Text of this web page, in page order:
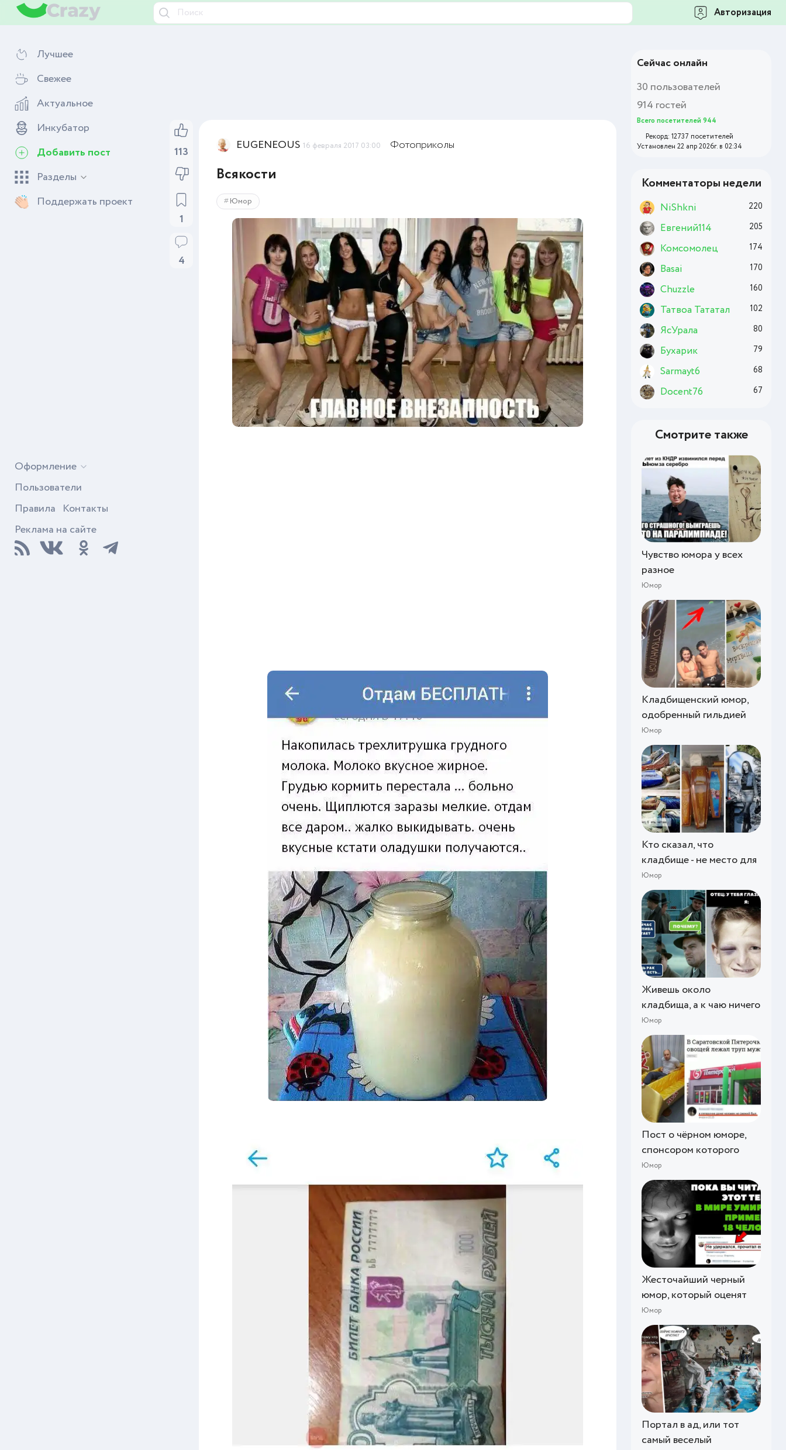
Авторизация
Лучшее
Свежее
Актуальное
Инкубатор
Добавить пост
Разделы
Поддержать проект
Оформление
Пользователи
Правила Контакты
Реклама на сайте
Сейчас онлайн
30 пользователей
914 гостей
Всего посетителей 944
Рекорд: 12737 посетителей
Установлен 22 апр 2026г. в 02:34
Комментаторы недели
NiShkni 220
Евгений114 205
Комсомолец 174
Basai 170
Chuzzle 160
Татвоа Тататал 102
ЯсУрала 80
Бухарик 79
Sarmayt6 68
Docent76 67
Смотрите также
Чувство юмора у всех
разное
Юмор
Кладбищенский юмор,
одобренный гильдией
Юмор
Кто сказал, что
кладбище - не место для
Юмор
Живешь около
кладбища, а к чаю ничего
Юмор
Пост о чёрном юморе,
спонсором которого
Юмор
Жесточайший черный
юмор, который оценят
Юмор
Портал в ад, или тот
самый веселый
113
1
4
EUGENEOUS 16 февраля 2017 03:00 Фотоприколы
Всякости
Юмор